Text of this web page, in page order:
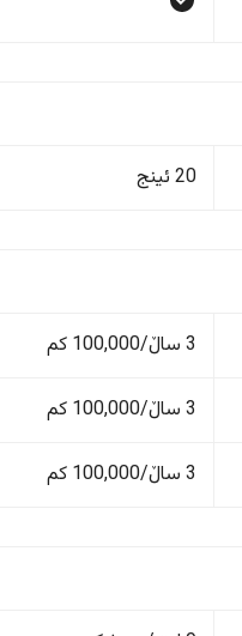
20 ئینج
3 ساڵ/100,000 کم
3 ساڵ/100,000 کم
3 ساڵ/100,000 کم